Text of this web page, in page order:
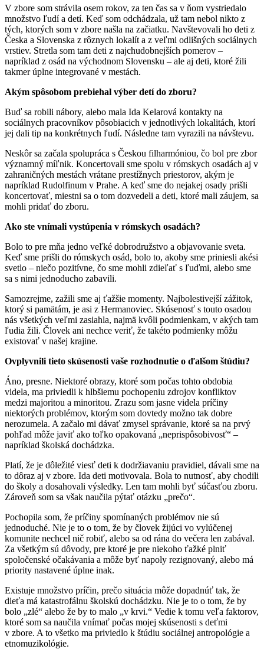
V zbore som strávila osem rokov, za ten čas sa v ňom vystriedalo
množstvo ľudí a detí. Keď som odchádzala, už tam nebol nikto z
tých, ktorých som v zbore našla na začiatku. Navštevovali ho deti z
Česka a Slovenska z rôznych lokalít a z veľmi odlišných sociálnych
vrstiev. Stretla som tam deti z najchudobnejších pomerov –
napríklad z osád na východnom Slovensku – ale aj deti, ktoré žili
takmer úplne integrované v mestách.
Akým spôsobom prebiehal výber detí do zboru?
Buď sa robili nábory, alebo mala Ida Kelarová kontakty na
sociálnych pracovníkov pôsobiacich v jednotlivých lokalitách, ktorí
jej dali tip na konkrétnych ľudí. Následne tam vyrazili na návštevu.
Neskôr sa začala spolupráca s Českou filharmóniou, čo bol pre zbor
významný míľnik. Koncertovali sme spolu v rómskych osadách aj v
zahraničných mestách vrátane prestížnych priestorov, akým je
napríklad Rudolfinum v Prahe. A keď sme do nejakej osady prišli
koncertovať, miestni sa o tom dozvedeli a deti, ktoré mali záujem, sa
mohli pridať do zboru.
Ako ste vnímali vystúpenia v rómskych osadách?
Bolo to pre mňa jedno veľké dobrodružstvo a objavovanie sveta.
Keď sme prišli do rómskych osád, bolo to, akoby sme priniesli akési
svetlo – niečo pozitívne, čo sme mohli zdieľať s ľuďmi, alebo sme
sa s nimi jednoducho zabavili.
Samozrejme, zažili sme aj ťažšie momenty. Najbolestivejší zážitok,
ktorý si pamätám, je asi z Hermanoviec. Skúsenosť s touto osadou
nás všetkých veľmi zasiahla, najmä kvôli podmienkam, v akých tam
ľudia žili. Človek ani nechce veriť, že takéto podmienky môžu
existovať v našej krajine.
Ovplyvnili tieto skúsenosti vaše rozhodnutie o ďalšom štúdiu?
Áno, presne. Niektoré obrazy, ktoré som počas tohto obdobia
videla, ma priviedli k hlbšiemu pochopeniu zdrojov konfliktov
medzi majoritou a minoritou. Zrazu som jasne videla príčiny
niektorých problémov, ktorým som dovtedy možno tak dobre
nerozumela. A začalo mi dávať zmysel správanie, ktoré sa na prvý
pohľad môže javiť ako toľko opakovaná „neprispôsobivosť“ –
napríklad školská dochádzka.
Platí, že je dôležité viesť deti k dodržiavaniu pravidiel, dávali sme na
to dôraz aj v zbore. Ida deti motivovala. Bola to nutnosť, aby chodili
do školy a dosahovali výsledky. Len tam mohli byť súčasťou zboru.
Zároveň som sa však naučila pýtať otázku „prečo“.
Pochopila som, že príčiny spomínaných problémov nie sú
jednoduché. Nie je to o tom, že by človek žijúci vo vylúčenej
komunite nechcel nič robiť, alebo sa od rána do večera len zabával.
Za všetkým sú dôvody, pre ktoré je pre niekoho ťažké plniť
spoločenské očakávania a môže byť napoly rezignovaný, alebo má
priority nastavené úplne inak.
Existuje množstvo príčin, prečo situácia môže dopadnúť tak, že
dieťa má katastrofálnu školskú dochádzku. Nie je to o tom, že by
bolo „zlé“ alebo že by to malo „v krvi.“ Vedie k tomu veľa faktorov,
ktoré som sa naučila vnímať počas mojej skúsenosti s deťmi
v zbore. A to všetko ma priviedlo k štúdiu sociálnej antropológie a
etnomuzikológie.